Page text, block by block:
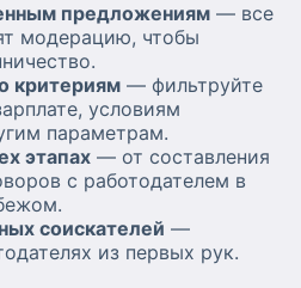
предложениям — все
модерацию, чтобы
критериям — фильтруйте
условиям
параметрам.
этапах — от составления
с работодателем в
соискателей —
из первых рук.